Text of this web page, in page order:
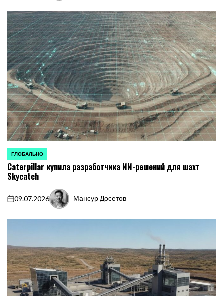
ОПУБЛИКОВАНО
В
ГЛОБАЛЬНО
Caterpillar купила разработчика ИИ-решений для шахт
Skycatch
on
09.07.2026
Запись
Мансур Досетов